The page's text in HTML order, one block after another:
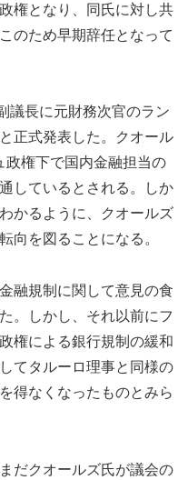
権となり、同氏に対し共
のため早期辞任となって
議長に元財務次官のラン
正式発表した。クオール
政権下で国内金融担当の
しているとされる。しか
かるように、クオールズ
向を図ることになる。
融規制に関して意見の食
。しかし、それ以前にフ
権による銀行規制の緩和
てタルーロ理事と同様の
得なくなったものとみら
だクオールズ氏が議会の